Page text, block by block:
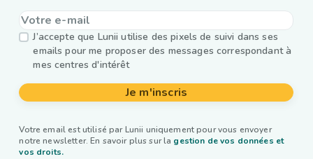
J’accepte que Lunii utilise des pixels de suivi dans ses
emails pour me proposer des messages correspondant à
mes centres d'intérêt
Je m'inscris
Votre email est utilisé par Lunii uniquement pour vous envoyer
notre newsletter. En savoir plus sur la gestion de vos données et
vos droits.